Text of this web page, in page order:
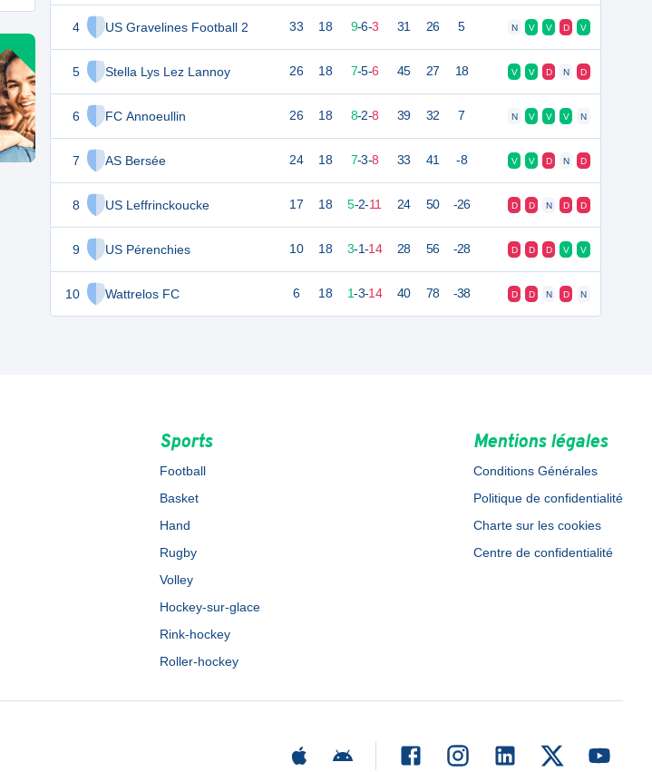
4 US Gravelines Football 2
5 Stella Lys Lez Lannoy
6 FC Annoeullin
7 AS Bersée
8 US Leffrinckoucke
9 US Pérenchies
10 Wattrelos FC
33 18 9-6-3 31 26 5 N V V D V
26 18 7-5-6 45 27 18 V V D N D
26 18 8-2-8 39 32 7 N V V V N
24 18 7-3-8 33 41 -8 V V D N D
17 18 5-2-11 24 50 -26 D D N D D
10 18 3-1-14 28 56 -28 D D D V V
6 18 1-3-14 40 78 -38 D D N D N
Sports
Football
Basket
Hand
Rugby
Volley
Hockey-sur-glace
Rink-hockey
Roller-hockey
Mentions légales
Conditions Générales
Politique de confidentialité
Charte sur les cookies
Centre de confidentialité